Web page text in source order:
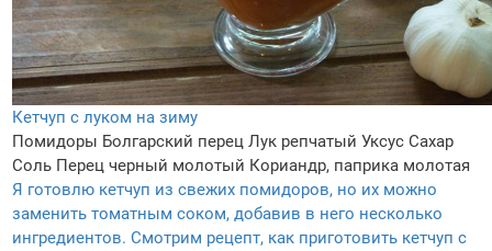
Кетчуп с луком на зиму
Помидоры Болгарский перец Лук репчатый Уксус Сахар
Соль Перец черный молотый Кориандр, паприка молотая
Я готовлю кетчуп из свежих помидоров, но их можно
заменить томатным соком, добавив в него несколько
ингредиентов. Смотрим рецепт, как приготовить кетчуп с